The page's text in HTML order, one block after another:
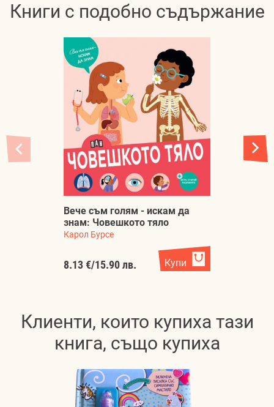
Книги с подобно съдържание
Вече съм голям - искам да
знам: Човешкото тяло
Карол Бурсе
8.13 €/15.90 лв. Купи
Клиенти, които купиха тази
книга, също купиха